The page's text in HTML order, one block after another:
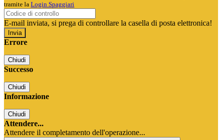
tramite la Login Spaggiari
E-mail inviata, si prega di controllare la casella di posta elettronica!
Errore
Chiudi
Successo
Chiudi
Informazione
Chiudi
Attendere...
Attendere il completamento dell'operazione...